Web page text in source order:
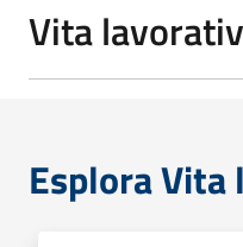
Vita
Esplora